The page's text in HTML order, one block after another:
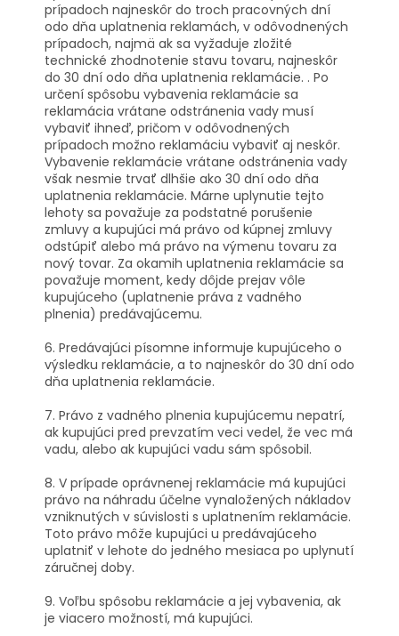
prípadoch najneskôr do troch pracovných dní
odo dňa uplatnenia reklamách, v odôvodnených
prípadoch, najmä ak sa vyžaduje zložité
technické zhodnotenie stavu tovaru, najneskôr
do 30 dní odo dňa uplatnenia reklamácie. . Po
určení spôsobu vybavenia reklamácie sa
reklamácia vrátane odstránenia vady musí
vybaviť ihneď, pričom v odôvodnených
prípadoch možno reklamáciu vybaviť aj neskôr.
Vybavenie reklamácie vrátane odstránenia vady
však nesmie trvať dlhšie ako 30 dní odo dňa
uplatnenia reklamácie. Márne uplynutie tejto
lehoty sa považuje za podstatné porušenie
zmluvy a kupujúci má právo od kúpnej zmluvy
odstúpiť alebo má právo na výmenu tovaru za
nový tovar. Za okamih uplatnenia reklamácie sa
považuje moment, kedy dôjde prejav vôle
kupujúceho (uplatnenie práva z vadného
plnenia) predávajúcemu.
6. Predávajúci písomne informuje kupujúceho o
výsledku reklamácie, a to najneskôr do 30 dní odo
dňa uplatnenia reklamácie.
7. Právo z vadného plnenia kupujúcemu nepatrí,
ak kupujúci pred prevzatím veci vedel, že vec má
vadu, alebo ak kupujúci vadu sám spôsobil.
8. V prípade oprávnenej reklamácie má kupujúci
právo na náhradu účelne vynaložených nákladov
vzniknutých v súvislosti s uplatnením reklamácie.
Toto právo môže kupujúci u predávajúceho
uplatniť v lehote do jedného mesiaca po uplynutí
záručnej doby.
9. Voľbu spôsobu reklamácie a jej vybavenia, ak
je viacero možností, má kupujúci.